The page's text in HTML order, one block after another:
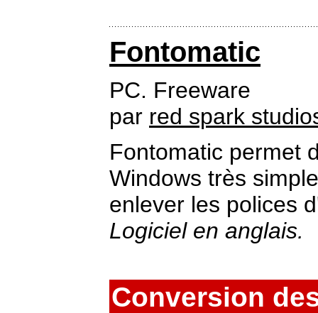
Fontomatic
PC. Freeware
par red spark
Fontomatic permet
Windows très
enlever les polices
Logiciel en anglais.
Conversion